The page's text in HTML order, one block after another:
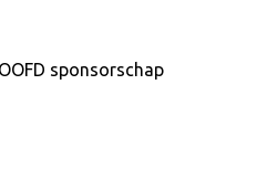
sponsorschap